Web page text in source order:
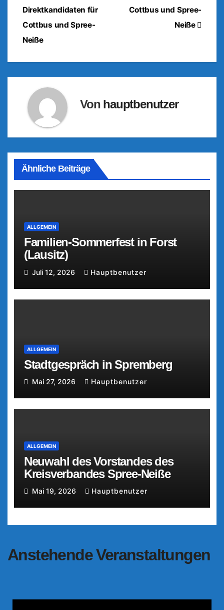
Cottbus und Spree-
Neiße
Direktkandidaten für
Cottbus und Spree-
Neiße
Von hauptbenutzer
Ähnliche Beiträge
ALLGEMEIN
Familien-Sommerfest in Forst
(Lausitz)
Juli 12, 2026 Hauptbenutzer
ALLGEMEIN
Stadtgespräch in Spremberg
Mai 27, 2026 Hauptbenutzer
ALLGEMEIN
Neuwahl des Vorstandes des
Kreisverbandes Spree-Neiße
Mai 19, 2026 Hauptbenutzer
Anstehende Veranstaltungen